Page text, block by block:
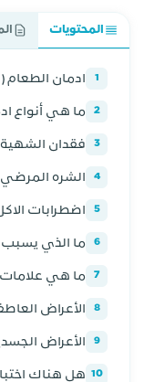
المحتويات
1 ادمان الطعام
2 ما هي أنواع
3 فقدان
4 الشره
5 اضطرابات
6 ما الذي يسبب
7 ما هي علامات
8 الأعراض
9 الأعراض
10 هل هناك